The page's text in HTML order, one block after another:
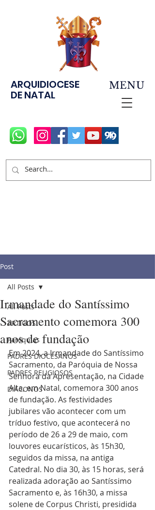
ARQUIDIOCESE
DE NATAL
MENU
Post
All Posts
ARTIGOS
Paróquias
PADRES DIOCESANOS
PADRES RELIGIOSOS
DIÁCONOS
All Posts
Irmandade do Santíssimo
Sacramento comemora 300
anos de fundação
Em 2024, a Irmandade do Santíssimo
Sacramento, da Paróquia de Nossa
Senhora da Apresentação, na Cidade
Alta, em Natal, comemora 300 anos
de fundação. As festividades
jubilares vão acontecer com um
tríduo festivo, que acontecerá no
período de 26 a 29 de maio, com
louvores eucarísticos, às 15h30,
seguidos da missa, na antiga
Catedral. No dia 30, às 15 horas, será
realizada adoração ao Santíssimo
Sacramento e, às 16h30, a missa
solene de Corpus Christi, presidida